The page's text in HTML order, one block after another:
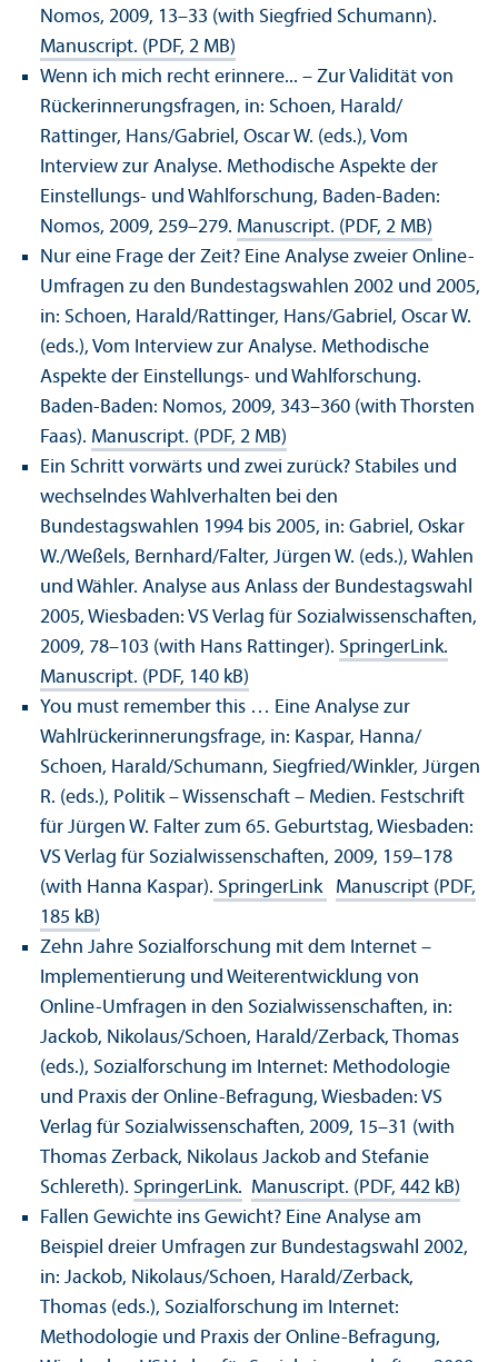
Nomos, 2009, 13–33 (with Siegfried Schumann).
Manuscript. (PDF, 2 MB)
Wenn ich mich recht erinnere... – Zur Validität von
Rückerinnerungsfragen, in: Schoen, Harald/
Rattinger, Hans/Gabriel, Oscar W. (eds.), Vom
Interview zur Analyse. Methodische Aspekte der
Einstellungs- und Wahlforschung, Baden-Baden:
Nomos, 2009, 259–279. Manuscript. (PDF, 2 MB)
Nur eine Frage der Zeit? Eine Analyse zweier Online-
Umfragen zu den Bundestagswahlen 2002 und 2005,
in: Schoen, Harald/Rattinger, Hans/Gabriel, Oscar W.
(eds.), Vom Interview zur Analyse. Methodische
Aspekte der Einstellungs- und Wahlforschung.
Baden-Baden: Nomos, 2009, 343–360 (with Thorsten
Faas). Manuscript. (PDF, 2 MB)
Ein Schritt vorwärts und zwei zurück? Stabiles und
wechselndes Wahlverhalten bei den
Bundestagswahlen 1994 bis 2005, in: Gabriel, Oskar
W./Weßels, Bernhard/Falter, Jürgen W. (eds.), Wahlen
und Wähler. Analyse aus Anlass der Bundestagswahl
2005, Wiesbaden: VS Verlag für Sozialwissenschaften,
2009, 78–103 (with Hans Rattinger). SpringerLink.
Manuscript. (PDF, 140 kB)
You must remember this … Eine Analyse zur
Wahlrückerinnerungsfrage, in: Kaspar, Hanna/
Schoen, Harald/Schumann, Siegfried/Winkler, Jürgen
R. (eds.), Politik – Wissenschaft – Medien. Festschrift
für Jürgen W. Falter zum 65. Geburtstag, Wiesbaden:
VS Verlag für Sozialwissenschaften, 2009, 159–178
(with Hanna Kaspar). SpringerLink
Manuscript (PDF,
185 kB)
Zehn Jahre Sozialforschung mit dem Internet –
Implementierung und Weiterentwicklung von
Online-Umfragen in den Sozialwissenschaften, in:
Jackob, Nikolaus/Schoen, Harald/Zerback, Thomas
(eds.), Sozialforschung im Internet: Methodologie
und Praxis der Online-Befragung, Wiesbaden: VS
Verlag für Sozialwissenschaften, 2009, 15–31 (with
Thomas Zerback, Nikolaus Jackob and Stefanie
Schlereth). SpringerLink. Manuscript. (PDF, 442 kB)
Fallen Gewichte ins Gewicht? Eine Analyse am
Beispiel dreier Umfragen zur Bundestagswahl 2002,
in: Jackob, Nikolaus/Schoen, Harald/Zerback,
Thomas (eds.), Sozialforschung im Internet:
Methodologie und Praxis der Online-Befragung,